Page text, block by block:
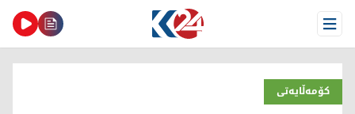
Open Menu
کۆمەڵایەتی